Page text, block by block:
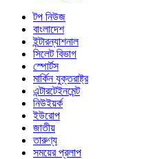
টপ নিউজ
বাংলাদেশ
ইন্টারন্যাশনাল
সিলেট বিভাগ
স্পোর্টস
মার্কিন যুক্তরাষ্ট্র
এন্টারটেইনমেন্ট
নিউইয়র্ক
ইউরোপ
জাতীয়
তারুণ্য
সময়ের প্রলাপ